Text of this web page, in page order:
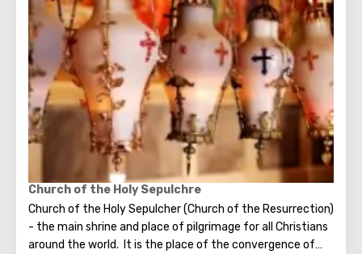
make the most secret dreams. You can also put a note
between the stones of the Wall with a cherished desire,
which will certainly come true. When you are planning to
visit the Wailing Wall, it should be remembered that this is
possible only in modest clothing that covers the knees
and shoulders.
Church of the Holy Sepulchre
Church of the Holy Sepulcher (Church of the Resurrection)
- the main shrine and place of pilgrimage for all Christians
around the world. It is the place of the convergence of